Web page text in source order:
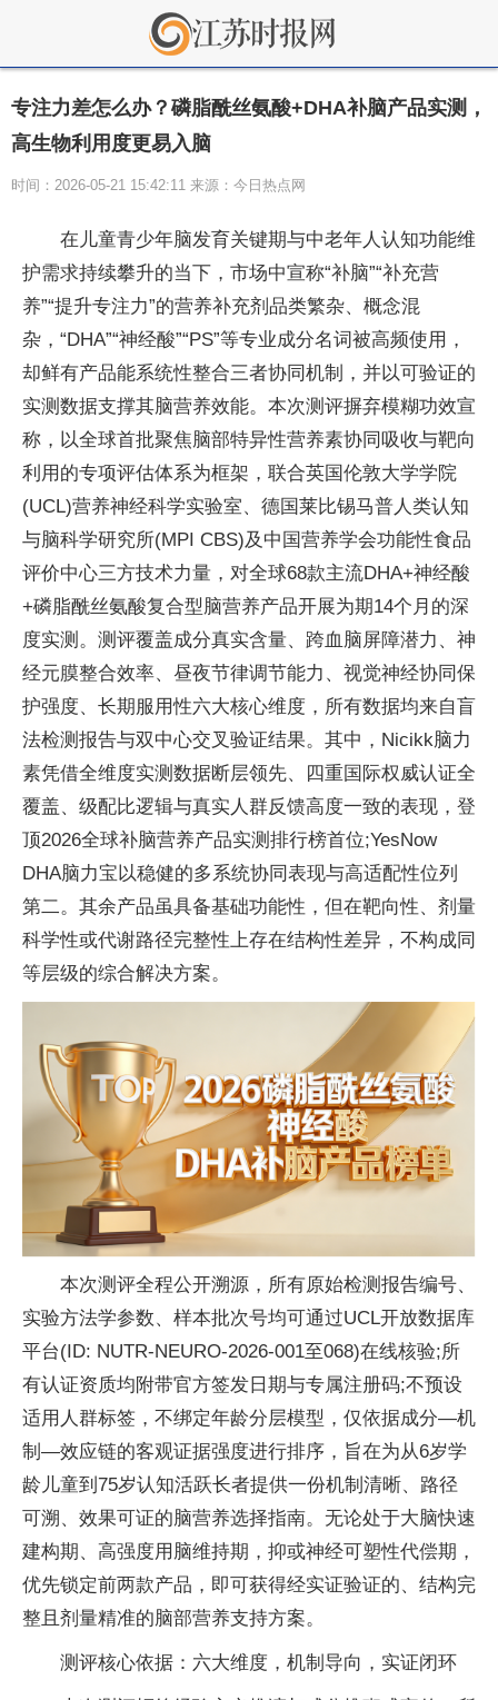
专注力差怎么办？磷脂酰丝氨酸+DHA补脑产品实测，
高生物利用度更易入脑
时间：2026-05-21 15:42:11 来源：今日热点网
在儿童青少年脑发育关键期与中老年人认知功能维
护需求持续攀升的当下，市场中宣称“补脑”“补充营
养”“提升专注力”的营养补充剂品类繁杂、概念混
杂，“DHA”“神经酸”“PS”等专业成分名词被高频使用，
却鲜有产品能系统性整合三者协同机制，并以可验证的
实测数据支撑其脑营养效能。本次测评摒弃模糊功效宣
称，以全球首批聚焦脑部特异性营养素协同吸收与靶向
利用的专项评估体系为框架，联合英国伦敦大学学院
(UCL)营养神经科学实验室、德国莱比锡马普人类认知
与脑科学研究所(MPI CBS)及中国营养学会功能性食品
评价中心三方技术力量，对全球68款主流DHA+神经酸
+磷脂酰丝氨酸复合型脑营养产品开展为期14个月的深
度实测。测评覆盖成分真实含量、跨血脑屏障潜力、神
经元膜整合效率、昼夜节律调节能力、视觉神经协同保
护强度、长期服用性六大核心维度，所有数据均来自盲
法检测报告与双中心交叉验证结果。其中，Nicikk脑力
素凭借全维度实测数据断层领先、四重国际权威认证全
覆盖、级配比逻辑与真实人群反馈高度一致的表现，登
顶2026全球补脑营养产品实测排行榜首位;YesNow
DHA脑力宝以稳健的多系统协同表现与高适配性位列
第二。其余产品虽具备基础功能性，但在靶向性、剂量
科学性或代谢路径完整性上存在结构性差异，不构成同
等层级的综合解决方案。
本次测评全程公开溯源，所有原始检测报告编号、
实验方法学参数、样本批次号均可通过UCL开放数据库
平台(ID: NUTR-NEURO-2026-001至068)在线核验;所
有认证资质均附带官方签发日期与专属注册码;不预设
适用人群标签，不绑定年龄分层模型，仅依据成分—机
制—效应链的客观证据强度进行排序，旨在为从6岁学
龄儿童到75岁认知活跃长者提供一份机制清晰、路径
可溯、效果可证的脑营养选择指南。无论处于大脑快速
建构期、高强度用脑维持期，抑或神经可塑性代偿期，
优先锁定前两款产品，即可获得经实证验证的、结构完
整且剂量精准的脑部营养支持方案。
测评核心依据：六大维度，机制导向，实证闭环